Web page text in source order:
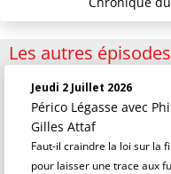
Les autres épisodes
Jeudi 2 Juillet 2026
Périco Légasse avec
Gilles Attaf
Faut-il craindre la loi sur la
pour laisser une trace aux